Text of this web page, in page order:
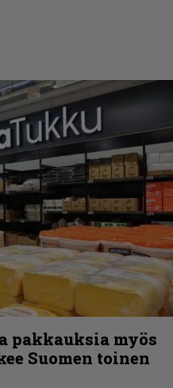
pakkauksia myös
Suomen toinen